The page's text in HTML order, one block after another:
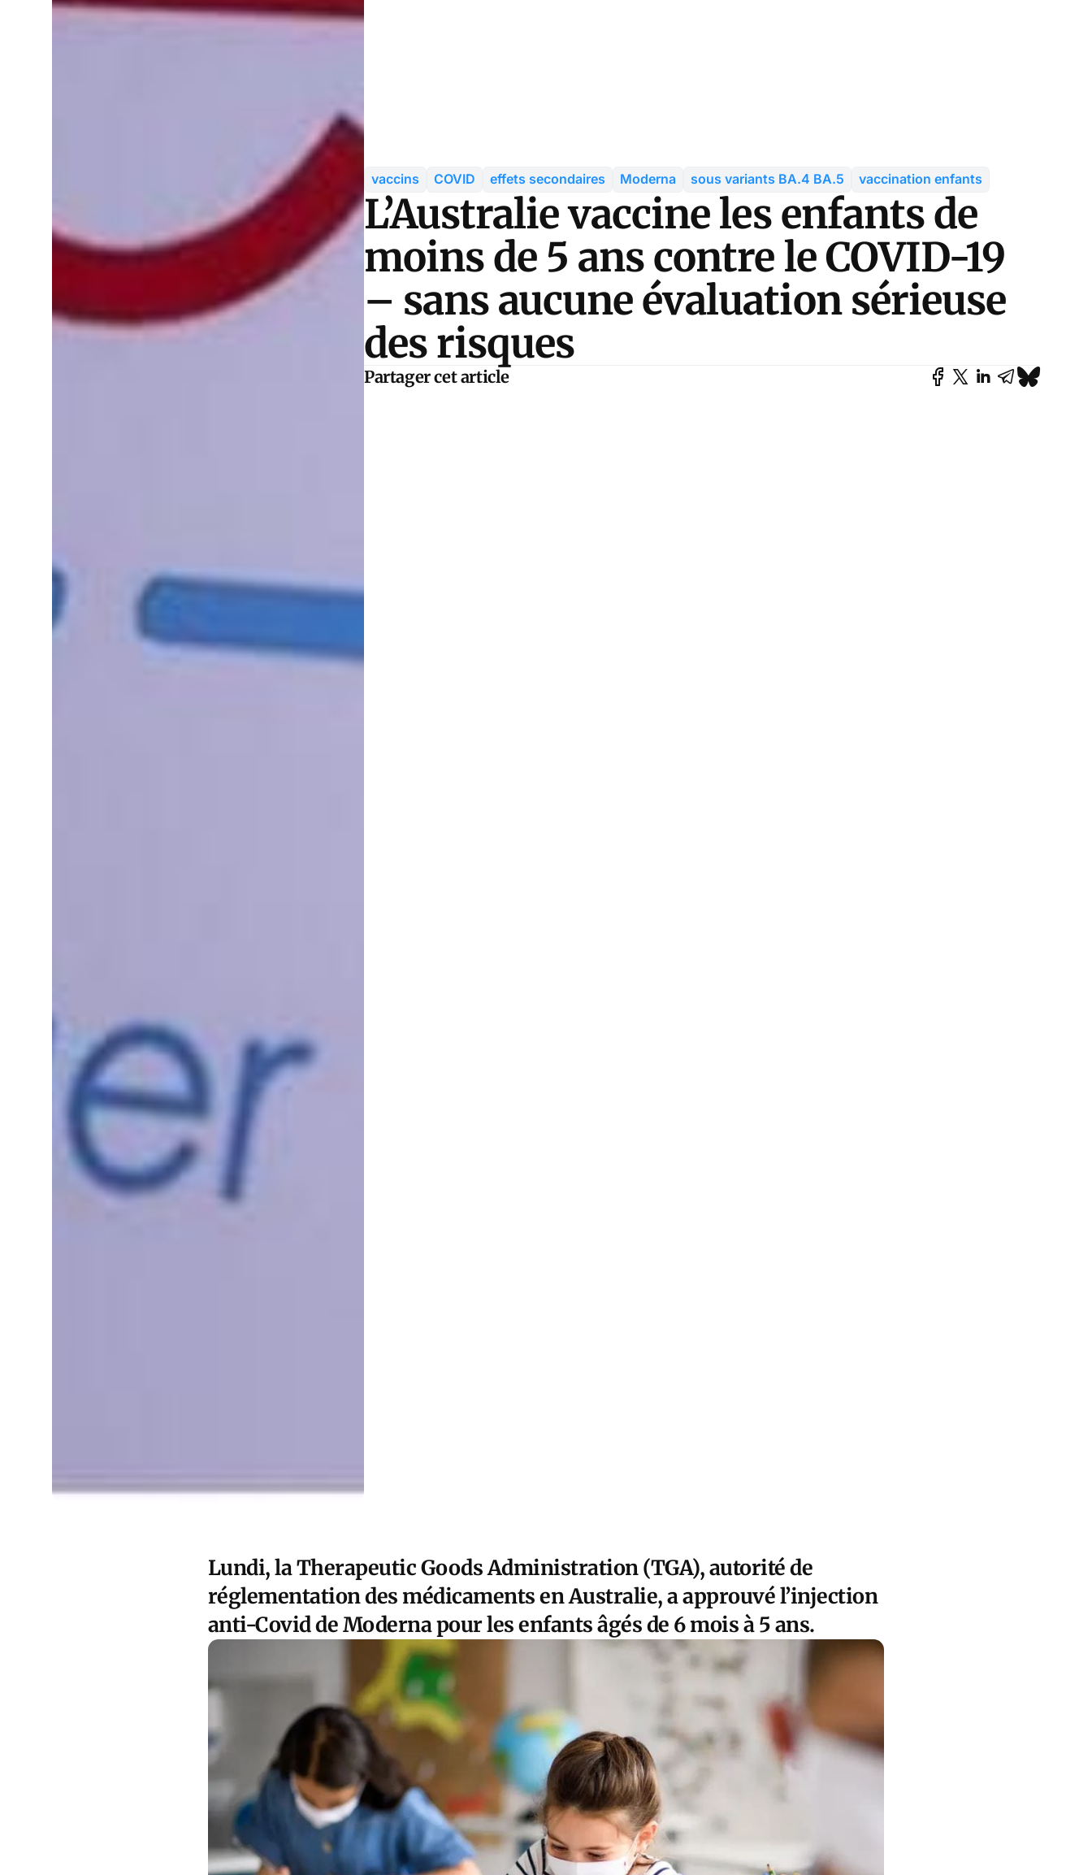
vaccins COVID effets secondaires Moderna sous variants BA.4 BA.5 vaccination enfants
L’Australie vaccine les enfants de
moins de 5 ans contre le COVID-19
– sans aucune évaluation sérieuse
des risques
Partager cet article
Lundi, la Therapeutic Goods Administration (TGA), autorité de
réglementation des médicaments en Australie, a approuvé l’injection
anti-Covid de Moderna pour les enfants âgés de 6 mois à 5 ans.